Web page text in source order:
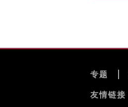
专题
友情链接